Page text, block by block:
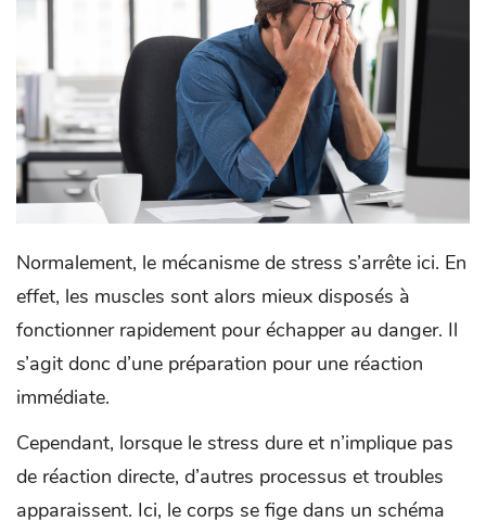
Normalement, le mécanisme de stress s’arrête ici. En
effet, les muscles sont alors mieux disposés à
fonctionner rapidement pour échapper au danger. Il
s’agit donc d’une préparation pour une réaction
immédiate.
Cependant, lorsque le stress dure et n’implique pas
de réaction directe, d’autres processus et troubles
apparaissent. Ici, le corps se fige dans un schéma